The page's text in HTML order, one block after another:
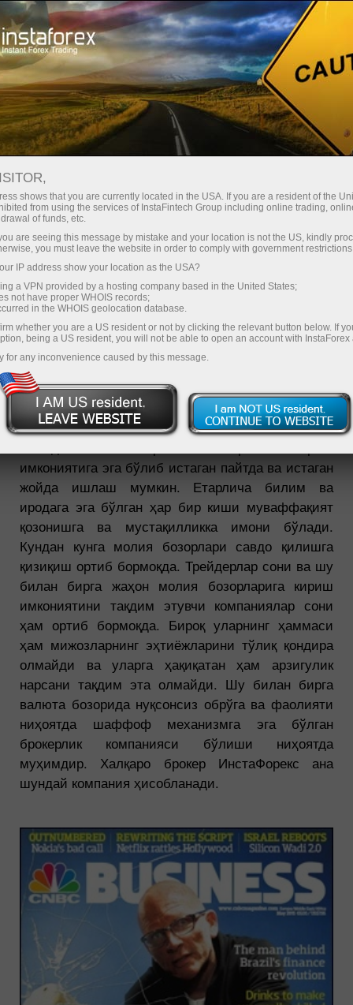
Тезкор, глобал ва рақобатбардош
CNBC BUSINESS: ТЕЗКОР,
ГЛОБАЛ ВА
РАҚОБАТБАРДОШ
Савдо ҳисоб-варағини очиш
Демо-ҳисоб-варағини очиш
Форексда савдо қилишнинг афзалликлари
имкониятига эга бўлиб истаган пайтда ва истаган
жойда ишлаш мумкин. Етарлича билим ва
иродага эга бўлган ҳар бир киши муваффақият
қозонишга ва мустақилликка имони бўлади.
Кундан кунга молия бозорлари савдо қилишга
қизиқиш ортиб бормоқда. Трейдерлар сони ва шу
билан бирга жаҳон молия бозорларига кириш
имкониятини тақдим этувчи компаниялар сони
ҳам ортиб бормоқда. Бироқ уларнинг ҳаммаси
ҳам мижозларнинг эҳтиёжларини тўлиқ қондира
олмайди ва уларга ҳақиқатан ҳам арзигулик
нарсани тақдим эта олмайди. Шу билан бирга
валюта бозорида нуқсонсиз обрўга ва фаолияти
ниҳоятда шаффоф механизмга эга бўлган
брокерлик компанияси бўлиши ниҳоятда
муҳимдир. Халқаро брокер ИнстаФорекс ана
шундай компания ҳисобланади.
shows that you are currently located in the USA. If you are a resident of the
from using the services of InstaFintech Group including online trading,
of funds, etc.
are seeing this message by mistake and your location is not the US, kindly
you must leave the website in order to comply with government
IP address show your location as the USA?
a VPN provided by a hosting company based in the United States;
not have proper WHOIS records;
in the WHOIS geolocation database.
whether you are a US resident or not by clicking the relevant button below. If
being a US resident, you will not be able to open an account with InstaForex
for any inconvenience caused by this message.